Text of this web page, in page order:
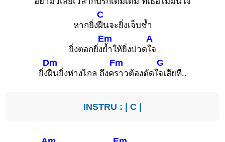
หากยิ่ง
C
ฝืนจะยิ่งเจ็บช้ำ
ยิ่งตอกยิ่ง
Em
ย้ำให้ยิ่งปวด
A
ใจ
ยิ่ง
Dm
ฝืนยิ่งห่างไกล ถึงค
Fm
ราวต้องตัดใ
G
จเสียที..
INSTRU : | C |